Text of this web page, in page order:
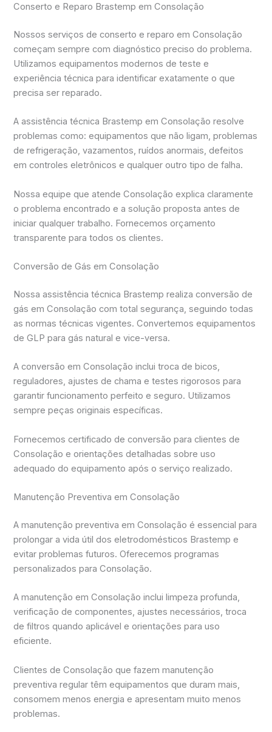
Conserto e Reparo Brastemp em Consolação
Nossos serviços de conserto e reparo em Consolação
começam sempre com diagnóstico preciso do problema.
Utilizamos equipamentos modernos de teste e
experiência técnica para identificar exatamente o que
precisa ser reparado.
A assistência técnica Brastemp em Consolação resolve
problemas como: equipamentos que não ligam, problemas
de refrigeração, vazamentos, ruídos anormais, defeitos
em controles eletrônicos e qualquer outro tipo de falha.
Nossa equipe que atende Consolação explica claramente
o problema encontrado e a solução proposta antes de
iniciar qualquer trabalho. Fornecemos orçamento
transparente para todos os clientes.
Conversão de Gás em Consolação
Nossa assistência técnica Brastemp realiza conversão de
gás em Consolação com total segurança, seguindo todas
as normas técnicas vigentes. Convertemos equipamentos
de GLP para gás natural e vice-versa.
A conversão em Consolação inclui troca de bicos,
reguladores, ajustes de chama e testes rigorosos para
garantir funcionamento perfeito e seguro. Utilizamos
sempre peças originais específicas.
Fornecemos certificado de conversão para clientes de
Consolação e orientações detalhadas sobre uso
adequado do equipamento após o serviço realizado.
Manutenção Preventiva em Consolação
A manutenção preventiva em Consolação é essencial para
prolongar a vida útil dos eletrodomésticos Brastemp e
evitar problemas futuros. Oferecemos programas
personalizados para Consolação.
A manutenção em Consolação inclui limpeza profunda,
verificação de componentes, ajustes necessários, troca
de filtros quando aplicável e orientações para uso
eficiente.
Clientes de Consolação que fazem manutenção
preventiva regular têm equipamentos que duram mais,
consomem menos energia e apresentam muito menos
problemas.